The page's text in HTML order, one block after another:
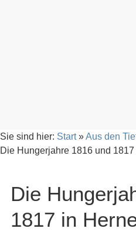
Sie sind hier: Start»Aus den
Die Hungerjahre 1816 und
Die
1817 in